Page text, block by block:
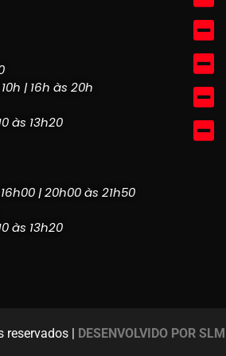
| 16h às 20h
às 13h20
| 20h00 às 21h50
às 13h20
reservados | DESENVOLVIDO POR